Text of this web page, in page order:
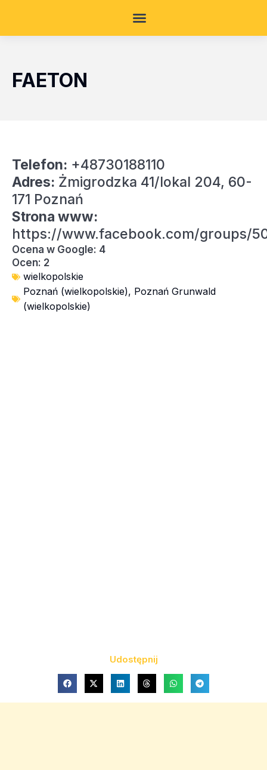
FAETON
Telefon: +48730188110
Adres: Żmigrodzka 41/lokal 204, 60-
171 Poznań
Strona www:
https://www.facebook.com/groups/
Ocena w Google: 4
Ocen: 2
wielkopolskie
Poznań (wielkopolskie), Poznań Grunwald
(wielkopolskie)
Udostępnij